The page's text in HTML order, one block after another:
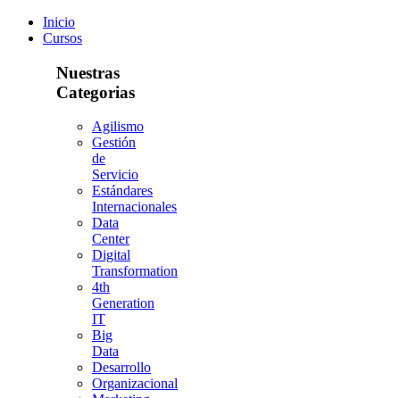
Inicio
Cursos
Nuestras
Categorias
Agilismo
Gestión
de
Servicio
Estándares
Internacionales
Data
Center
Digital
Transformation
4th
Generation
IT
Big
Data
Desarrollo
Organizacional